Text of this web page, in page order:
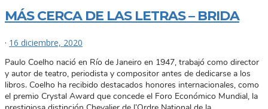
MÁS CERCA DE LAS LETRAS – BRIDA
· 16 diciembre, 2020
Paulo Coelho nació en Río de Janeiro en 1947, trabajó como director
y autor de teatro, periodista y compositor antes de dedicarse a los
libros. Coelho ha recibido destacados honores internacionales, como
el premio Crystal Award que concede el Foro Económico Mundial, la